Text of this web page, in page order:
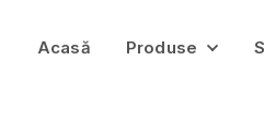
Acasă Produse